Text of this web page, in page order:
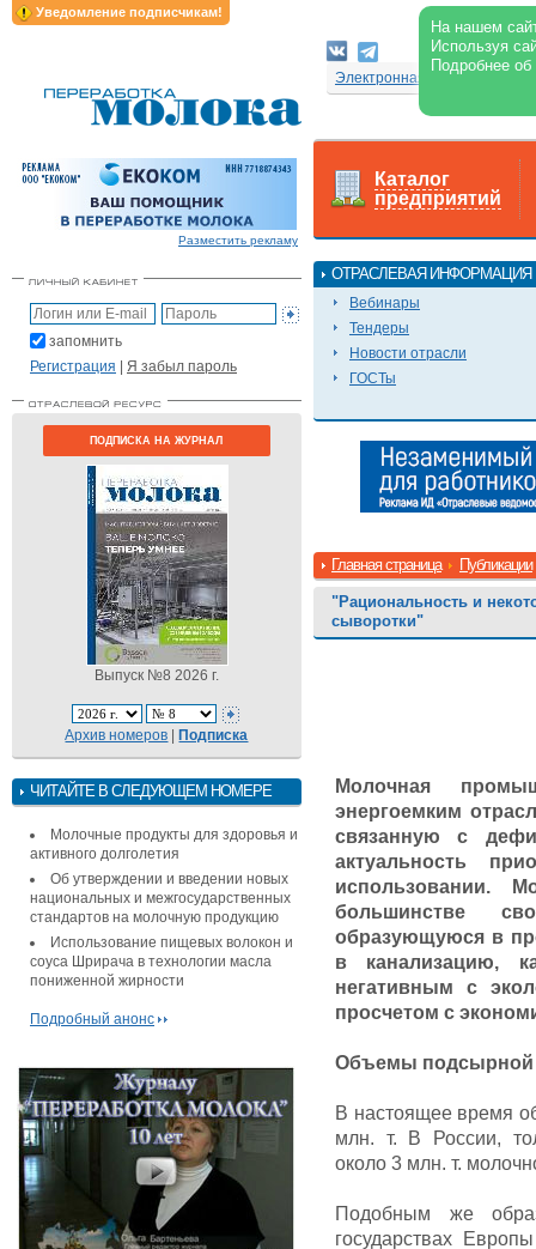
Уведомление подписчикам!
На нашем
Используя
Подробнее
Электронная версия
Разместить рекламу
запомнить
Регистрация | Я забыл пароль
ПОДПИСКА НА ЖУРНАЛ
Выпуск №8 2026 г.
Архив номеров |Подписка
ЧИТАЙТЕ В СЛЕДУЮЩЕМ НОМЕРЕ
Молочные продукты для здоровья и
активного долголетия
Об утверждении и введении новых
национальных и межгосударственных
стандартов на молочную продукцию
Использование пищевых волокон и
соуса Шрирача в технологии масла
пониженной жирности
Подробный анонс
Каталог
предприятий
ОТРАСЛЕВАЯ ИНФОРМАЦИЯ
Вебинары
Тендеры
Новости отрасли
ГОСТы
Главная страница Публикации
"Рациональность и
сыворотки"
Молочная
энергоемким
связанную с
актуальность
использовании.
большинстве
образующуюся в
в канализацию,
негативным с
просчетом с
Объемы подсырной
В настоящее время
млн. т. В России,
около 3 млн. т.
Подобным же
государствах